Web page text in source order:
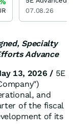
Specialty
Advance
13, 2026 /5E
and
of the fiscal
of its
07.08.26